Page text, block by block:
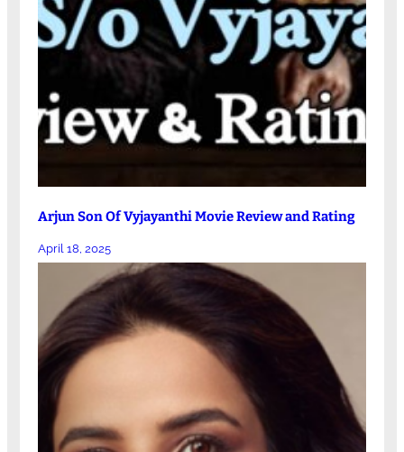
Arjun Son Of Vyjayanthi Movie Review and Rating
April 18, 2025